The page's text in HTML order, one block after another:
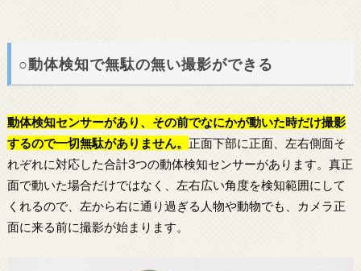
○動体検知で無駄の無い撮影ができる
動体検知センサーがあり、その前でなにかが動いた時だけ撮影
するので一切無駄がありません。 正面下部に正面、左右側面そ
れぞれに対応した合計3つの動体検知センサーがあります。真正
面で動いた場合だけではなく、左右広い角度を検知範囲にして
くれるので、左から右に通り過ぎる人物や動物でも、カメラ正
面に来る前に撮影が始まります。